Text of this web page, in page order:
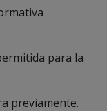
para la
previamente.